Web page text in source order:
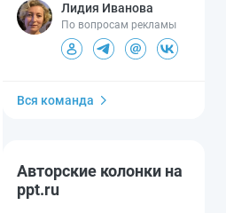
Лидия Иванова
По вопросам рекламы
Вся команда
Авторские колонки на
ppt.ru